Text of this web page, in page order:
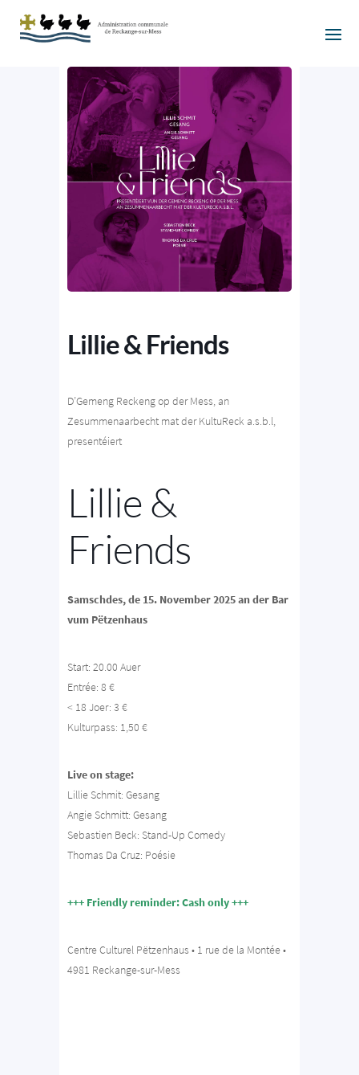
Lillie & Friends
D’Gemeng Reckeng op der Mess, an
Zesummenaarbecht mat der KultuReck a.s.b.l,
presentéiert
Lillie &
Friends
Samschdes, de 15. November 2025 an der Bar
vum Pëtzenhaus
Start: 20.00 Auer
Entrée: 8 €
< 18 Joer: 3 €
Kulturpass: 1,50 €
Live on stage:
Lillie Schmit: Gesang
Angie Schmitt: Gesang
Sebastien Beck: Stand-Up Comedy
Thomas Da Cruz: Poésie
+++ Friendly reminder: Cash only +++
Centre Culturel Pëtzenhaus • 1 rue de la Montée •
4981 Reckange-sur-Mess